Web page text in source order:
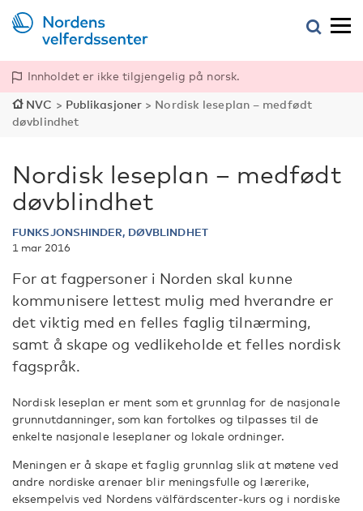
Innholdet er ikke tilgjengelig på norsk.
NVC > Publikasjoner > Nordisk leseplan – medfødt
døvblindhet
Nordisk leseplan – medfødt
døvblindhet
FUNKSJONSHINDER, DØVBLINDHET
1 mar 2016
For at fagpersoner i Norden skal kunne
kommunisere lettest mulig med hverandre er
det viktig med en felles faglig tilnærming,
samt å skape og vedlikeholde et felles nordisk
fagspråk.
Nordisk leseplan er ment som et grunnlag for de nasjonale
grunnutdanninger, som kan fortolkes og tilpasses til de
enkelte nasjonale leseplaner og lokale ordninger.
Meningen er å skape et faglig grunnlag slik at møtene ved
andre nordiske arenaer blir meningsfulle og lærerike,
eksempelvis ved Nordens välfärdscenter-kurs og i nordiske